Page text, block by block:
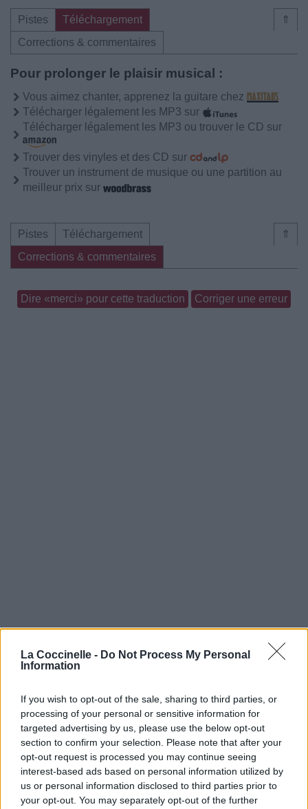
La Coccinelle - Do Not Process My Personal
Information
If you wish to opt-out of the sale, sharing to third parties, or
processing of your personal or sensitive information for
targeted advertising by us, please use the below opt-out
section to confirm your selection. Please note that after your
opt-out request is processed you may continue seeing
interest-based ads based on personal information utilized by
us or personal information disclosed to third parties prior to
your opt-out. You may separately opt-out of the further
⇑
Pistes
Téléchargement
Corrections & commentaires
Pour prolonger le plaisir musical :
Vous aimez chanter, apprenez la guitare chez
Télécharger légalement les MP3 sur
Télécharger légalement les MP3 ou trouver le CD sur
Trouver des vinyles et des CD sur
Trouver un instrument de musique ou une partition au
meilleur prix sur
⇑
Pistes
Téléchargement
Corrections & commentaires
Dire «merci» pour cette traduction Corriger une erreur